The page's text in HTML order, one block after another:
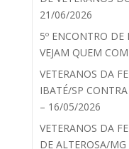
21/06/2026
5º ENCONTRO
VEJAM QUEM
VETERANOS DA
IBATÉ/SP
– 16/05/2026
VETERANOS DA
DE ALTEROSA/